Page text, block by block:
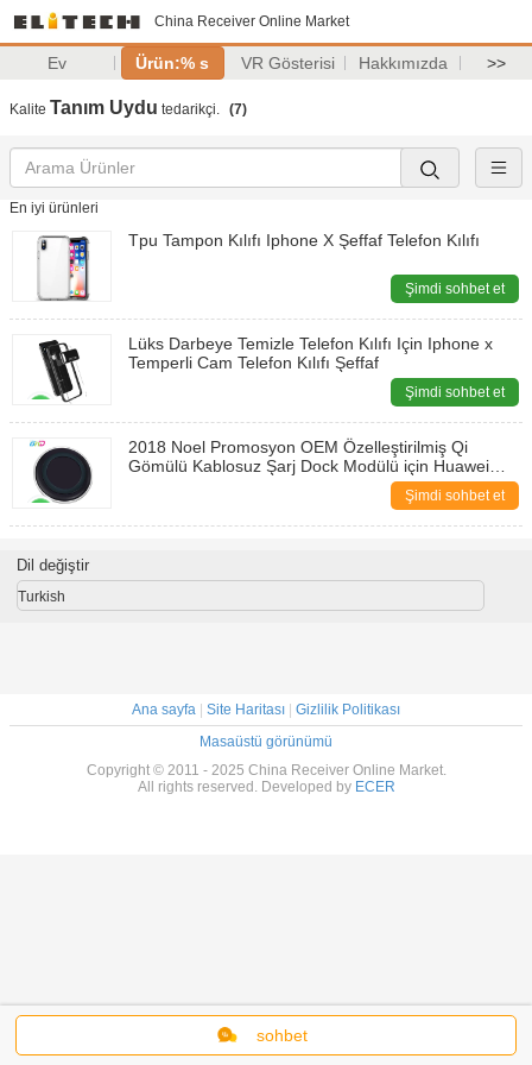
China Receiver Online Market
Ev Ürün:% s VR Gösterisi Hakkımızda >>
Kalite Tanım Uydu tedarikçi. (7)
En iyi ürünleri
Tpu Tampon Kılıfı Iphone X Şeffaf Telefon Kılıfı
Şimdi sohbet et
Lüks Darbeye Temizle Telefon Kılıfı Için Iphone x
Temperli Cam Telefon Kılıfı Şeffaf
Şimdi sohbet et
2018 Noel Promosyon OEM Özelleştirilmiş Qi
Gömülü Kablosuz Şarj Dock Modülü için Huawei
Şimdi sohbet et
sohbet
Dil değiştir
Turkish
Ana sayfa Site Haritası
Gizlilik Politikası
Masaüstü görünümü
Copyright © 2011 - 2025 China Receiver Online Market.
All rights reserved. Developed by ECER